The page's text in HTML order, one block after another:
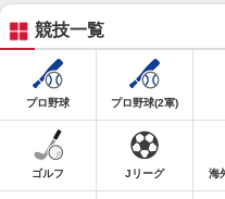
競技一覧
プロ野球 プロ野球(2軍)
ゴルフ Jリーグ 海